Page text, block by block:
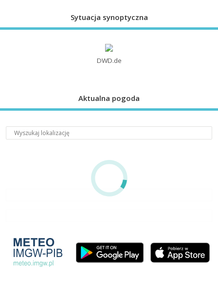
Sytuacja synoptyczna
DWD.de
Aktualna pogoda